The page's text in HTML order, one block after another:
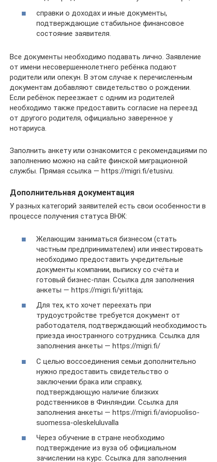
справки о доходах и иные документы,
подтверждающие стабильное финансовое
состояние заявителя.
Все документы необходимо подавать лично. Заявление
от имени несовершеннолетнего ребёнка подают
родители или опекун. В этом случае к перечисленным
документам добавляют свидетельство о рождении.
Если ребёнок переезжает с одним из родителей
необходимо также предоставить согласие на переезд
от другого родителя, официально заверенное у
нотариуса.
Заполнить анкету или ознакомится с рекомендациями по
заполнению можно на сайте финской миграционной
службы. Прямая ссылка — https://migri.fi/etusivu.
Дополнительная документация
У разных категорий заявителей есть свои особенности в
процессе получения статуса ВНЖ:
Желающим заниматься бизнесом (стать
частным предпринимателем) или инвестировать
необходимо предоставить учредительные
документы компании, выписку со счёта и
готовый бизнес-план. Ссылка для заполнения
анкеты — https://migri.fi/yrittaja;
Для тех, кто хочет переехать при
трудоустройстве требуется документ от
работодателя, подтверждающий необходимость
приезда иностранного сотрудника. Ссылка для
заполнения анкеты — https://migri.fi/
С целью воссоединения семьи дополнительно
нужно предоставить свидетельство о
заключении брака или справку,
подтверждающую наличие близких
родственников в Финляндии. Ссылка для
заполнения анкеты — https://migri.fi/aviopuoliso-
suomessa-oleskeluluvalla
Через обучение в стране необходимо
подтверждение из вуза об официальном
зачислении на курс. Ссылка для заполнения